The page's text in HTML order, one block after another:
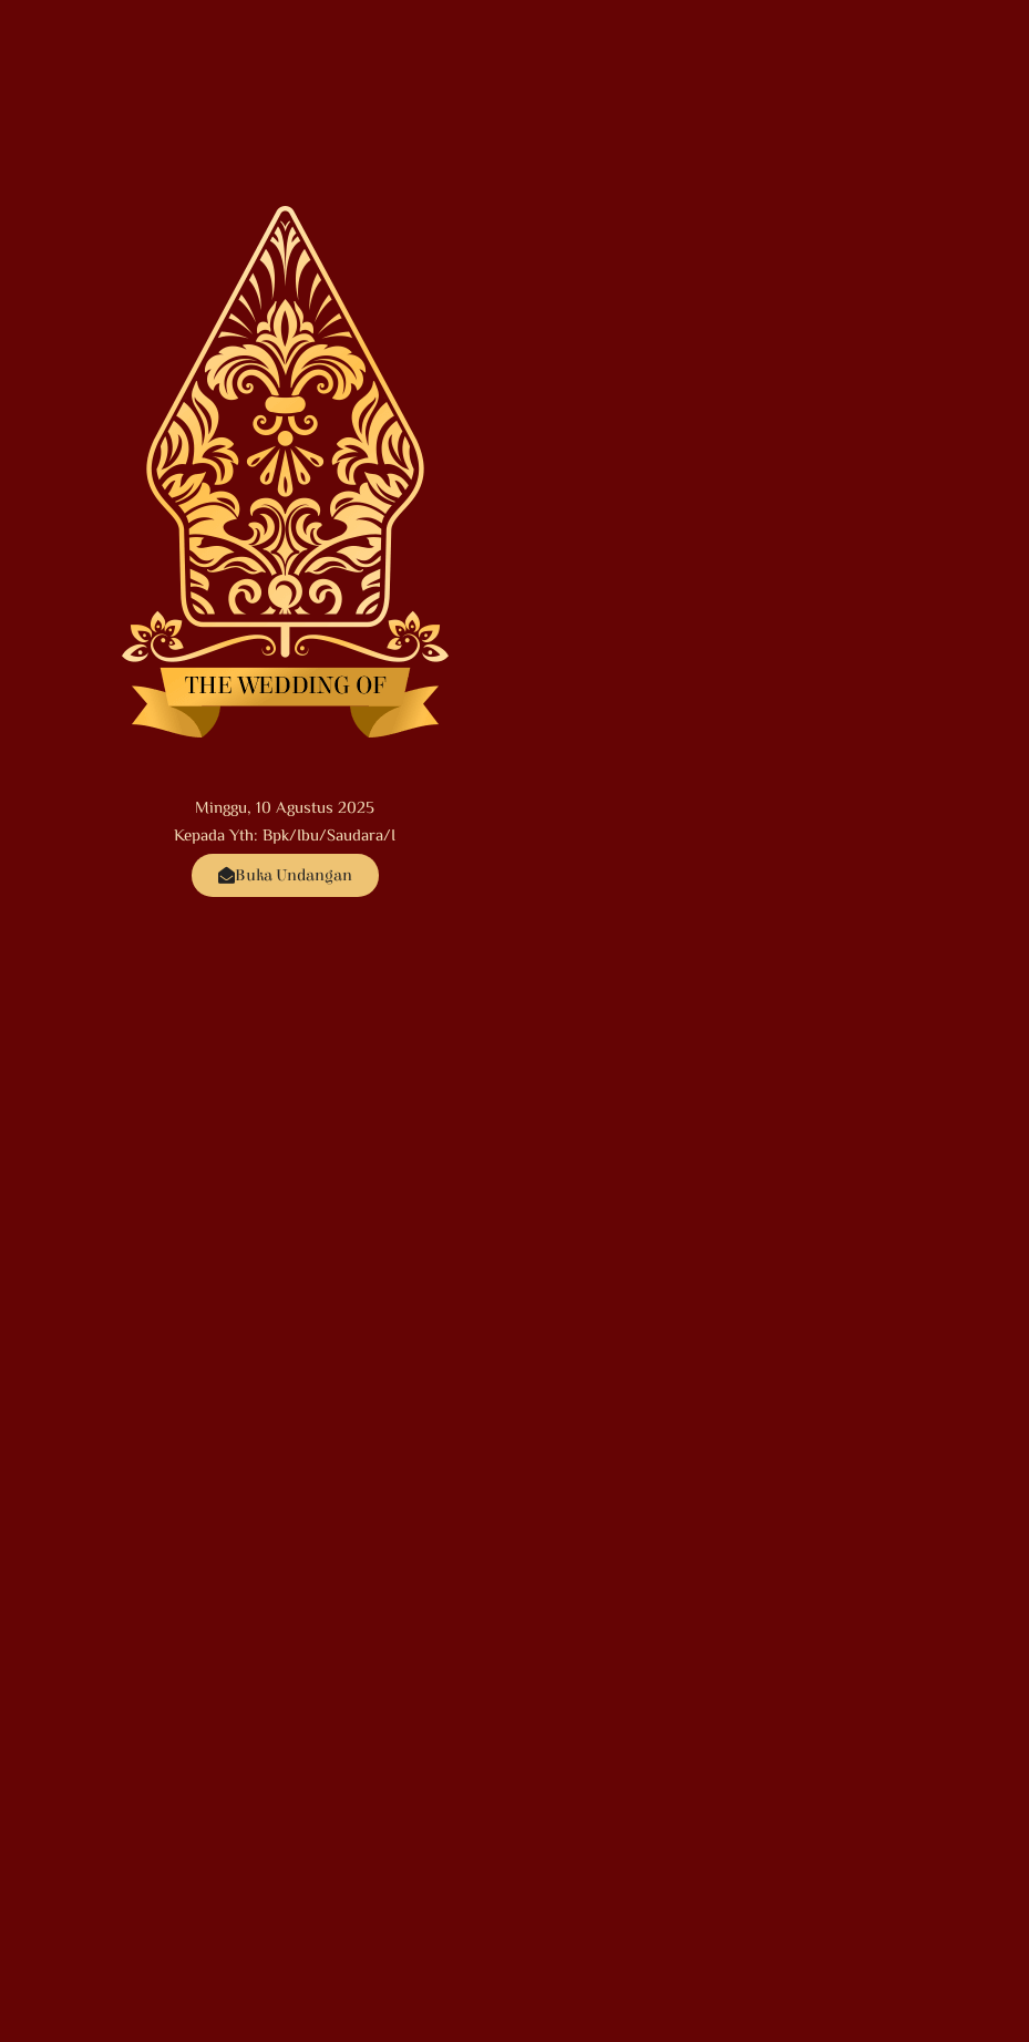
Minggu, 10 Agustus 2025
Kepada Yth: Bpk/Ibu/Saudara/i
Buka Undangan